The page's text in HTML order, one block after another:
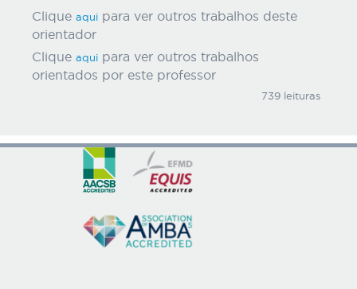
Clique aqui para ver outros trabalhos deste
orientador
Clique aqui para ver outros trabalhos
orientados por este professor
739 leituras